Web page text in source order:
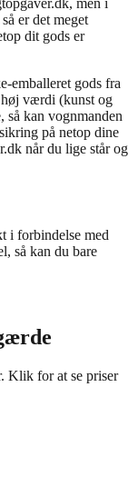
men i
er det meget
dit gods er
emballeret gods fra
værdi (kunst og
kan vognmanden
på netop dine
når du lige står og
i forbindelse med
så kan du bare
Klik for at se priser